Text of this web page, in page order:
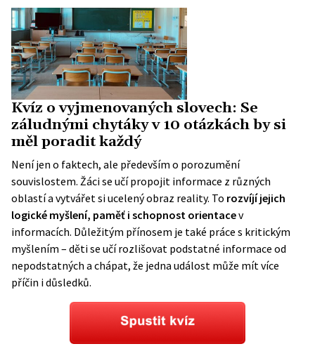
Kvíz o vyjmenovaných slovech: Se
záludnými chytáky v 10 otázkách by si
měl poradit každý
Není jen o faktech, ale především o porozumění
souvislostem. Žáci se učí propojit informace z různých
oblastí a vytvářet si ucelený obraz reality. To rozvíjí jejich
logické myšlení, paměť i schopnost orientacev
informacích. Důležitým přínosem je také práce s kritickým
myšlením – děti se učí rozlišovat podstatné informace od
nepodstatných a chápat, že jedna událost může mít více
příčin i důsledků.